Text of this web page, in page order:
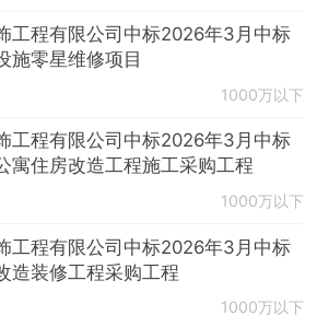
工程有限公司中标2026年3月中标
施零星维修项目
1000万以下
工程有限公司中标2026年3月中标
寓住房改造工程施工采购工程
1000万以下
工程有限公司中标2026年3月中标
造装修工程采购工程
1000万以下